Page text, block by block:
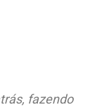
fazendo